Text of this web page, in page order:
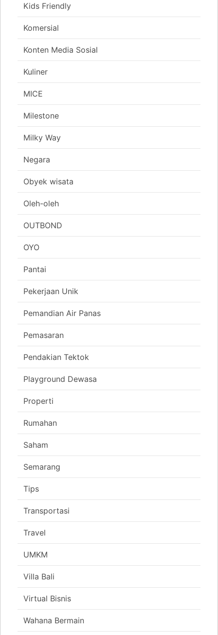
Kids Friendly
Komersial
Konten Media Sosial
Kuliner
MICE
Milestone
Milky Way
Negara
Obyek wisata
Oleh-oleh
OUTBOND
OYO
Pantai
Pekerjaan Unik
Pemandian Air Panas
Pemasaran
Pendakian Tektok
Playground Dewasa
Properti
Rumahan
Saham
Semarang
Tips
Transportasi
Travel
UMKM
Villa Bali
Virtual Bisnis
Wahana Bermain